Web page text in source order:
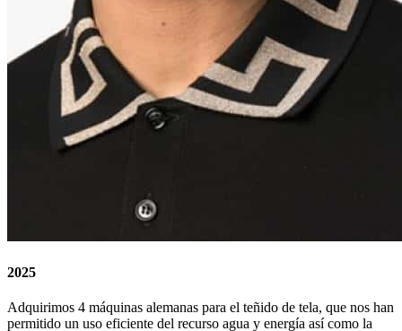
2025
Adquirimos 4 máquinas alemanas para el teñido de tela, que nos han
permitido un uso eficiente del recurso agua y energía así como la